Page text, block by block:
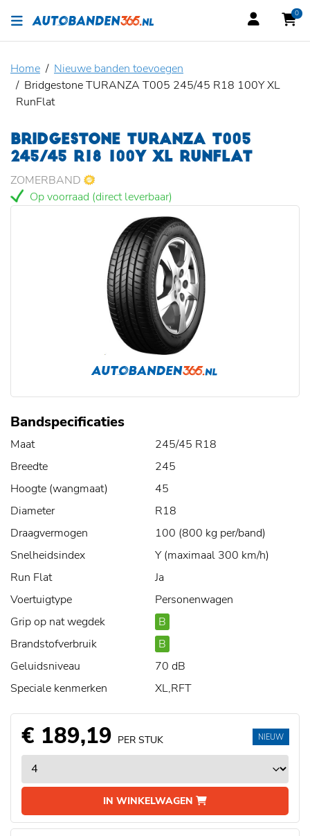
0
Home
Nieuwe banden toevoegen
Bridgestone TURANZA T005 245/45 R18 100Y XL
RunFlat
BRIDGESTONE TURANZA T005
245/45 R18 100Y XL RUNFLAT
ZOMERBAND
Op voorraad (direct leverbaar)
Bandspecificaties
Maat
245/45 R18
Breedte
245
Hoogte (wangmaat)
45
Diameter
R18
Draagvermogen
100 (800 kg per/band)
Snelheidsindex
Y (maximaal 300 km/h)
Run Flat
Ja
Voertuigtype
Personenwagen
Grip op nat wegdek
B
Brandstofverbruik
B
Geluidsniveau
70 dB
Speciale kenmerken
XL,RFT
€ 189,19 PER STUK
IN WINKELWAGEN
NIEUW